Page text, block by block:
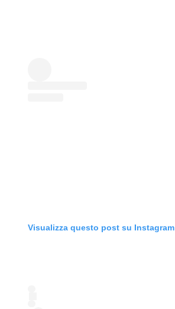
Visualizza questo post su Instagram